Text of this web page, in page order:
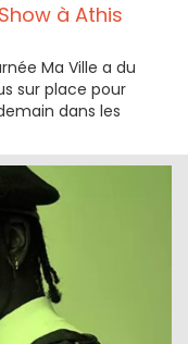
à Athis
Ma Ville a du
sur place pour
dans les